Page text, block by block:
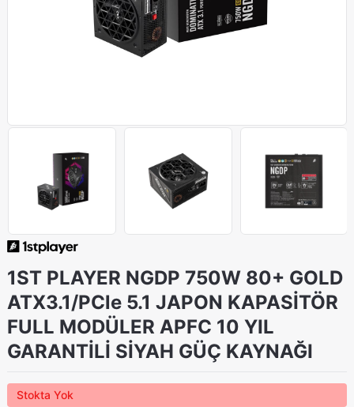
1ST PLAYER NGDP 750W 80+ GOLD
ATX3.1/PCle 5.1 JAPON KAPASİTÖR
FULL MODÜLER APFC 10 YIL
GARANTİLİ SİYAH GÜÇ KAYNAĞI
Stokta Yok